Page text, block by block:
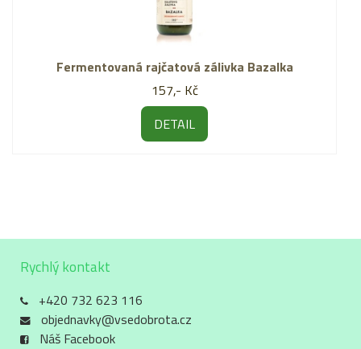
Fermentovaná rajčatová zálivka Bazalka
157,- Kč
DETAIL
Rychlý kontakt
+420 732 623 116
objednavky@vsedobrota.cz
Náš Facebook